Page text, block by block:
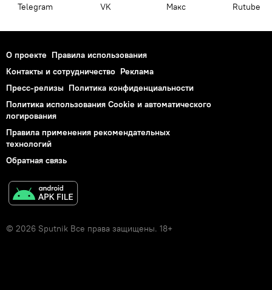
Telegram VK Макс Rutube
О проекте Правила использования
Контакты и сотрудничество Реклама
Пресс-релизы Политика конфиденциальности
Политика использования Cookie и автоматического
логирования
Правила применения рекомендательных
технологий
Обратная связь
© 2026 Sputnik Все права защищены. 18+